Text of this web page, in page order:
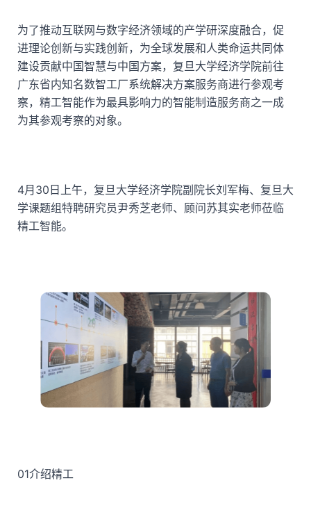
为了推动互联网与数字经济领域的产学研深度融合，促
进理论创新与实践创新，为全球发展和人类命运共同体
建设贡献中国智慧与中国方案，复旦大学经济学院前往
广东省内知名数智工厂系统解决方案服务商进行参观考
察，精工智能作为最具影响力的智能制造服务商之一成
为其参观考察的对象。
4月30日上午，复旦大学经济学院副院长刘军梅、复旦大
学课题组特聘研究员尹秀芝老师、顾问苏其实老师莅临
精工智能。
01介绍精工